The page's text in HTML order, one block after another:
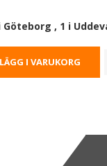
Göteborg , 1 i